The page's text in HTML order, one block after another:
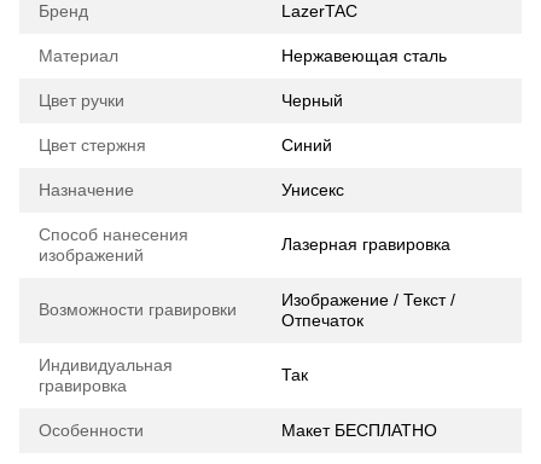
Бренд LazerTAC
Материал Нержавеющая сталь
Цвет ручки Черный
Цвет стержня Синий
Назначение Унисекс
Способ нанесения
изображений
Лазерная гравировка
Возможности гравировки
Изображение / Текст /
Отпечаток
Индивидуальная
гравировка
Так
Особенности Макет БЕСПЛАТНО